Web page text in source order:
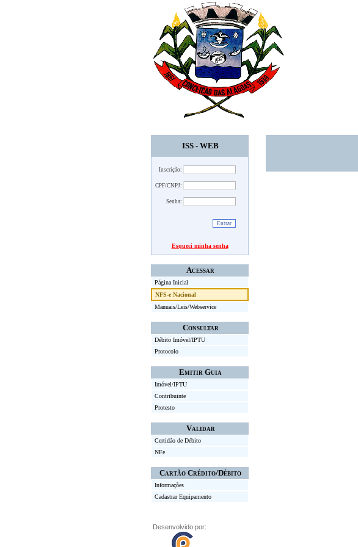
ISS - WEB
Inscrição:
CPF/CNPJ:
Senha:
Esqueci minha senha
Acessar
Página Inicial
NFS-e Nacional
Manuais/Leis/Webservice
Consultar
Débito Imóvel/IPTU
Protocolo
Emitir Guia
Imóvel/IPTU
Contribuinte
Protesto
Validar
Certidão de Débito
NFe
Cartão Crédito/Débito
Informações
Cadastrar Equipamento
Desenvolvido por: